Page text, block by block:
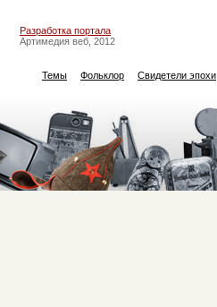
Разработка портала
Артимедия веб, 2012
Темы Фольклор Свидетели эпохи